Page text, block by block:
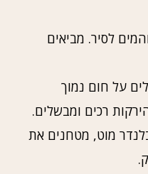
לסיר. מביאים
על חום נמוך
מוט, מטחנים את